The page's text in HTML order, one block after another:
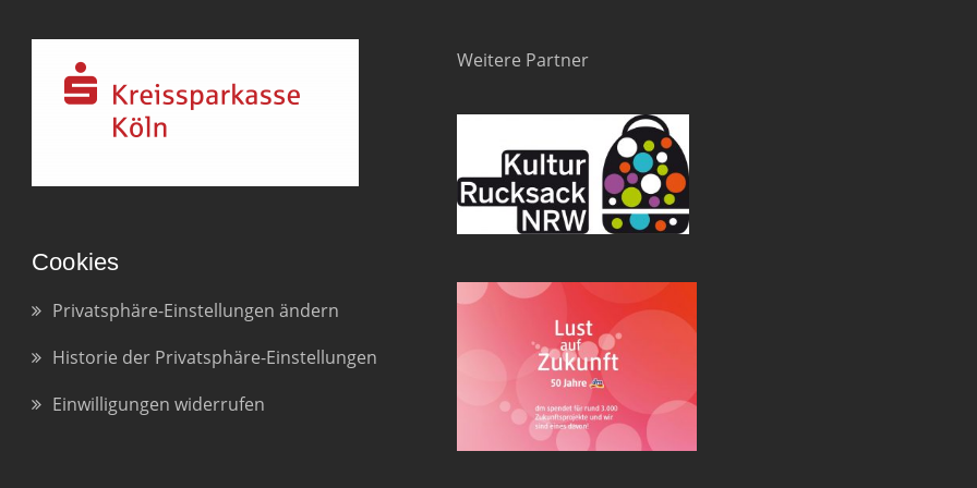
Cookies
Privatsphäre-Einstellungen ändern
Historie der Privatsphäre-Einstellungen
Einwilligungen widerrufen
Weitere Partner